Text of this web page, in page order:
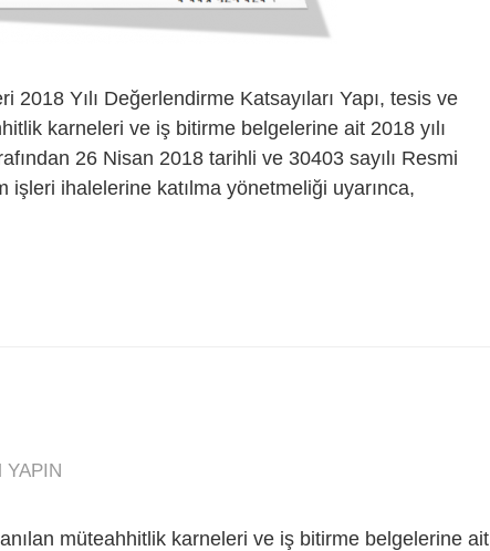
Yılı Değerlendirme Katsayıları Yapı, tesis ve
karneleri ve iş bitirme belgelerine ait 2018 yılı
26 Nisan 2018 tarihli ve 30403 sayılı Resmi
işleri ihalelerine katılma yönetmeliği uyarınca,
YAPIN
müteahhitlik karneleri ve iş bitirme belgelerine ait